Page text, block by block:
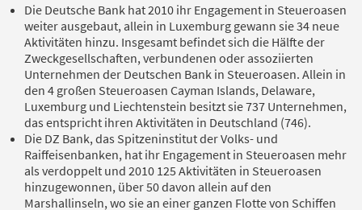
Die Deutsche Bank hat 2010 ihr Engagement in Steueroasen
weiter ausgebaut, allein in Luxemburg gewann sie 34 neue
Aktivitäten hinzu. Insgesamt befindet sich die Hälfte der
Zweckgesellschaften, verbundenen oder assoziierten
Unternehmen der Deutschen Bank in Steueroasen. Allein in
den 4 großen Steueroasen Cayman Islands, Delaware,
Luxemburg und Liechtenstein besitzt sie 737 Unternehmen,
das entspricht ihren Aktivitäten in Deutschland (746).
Die DZ Bank, das Spitzeninstitut der Volks- und
Raiffeisenbanken, hat ihr Engagement in Steueroasen mehr
als verdoppelt und 2010 125 Aktivitäten in Steueroasen
hinzugewonnen, über 50 davon allein auf den
Marshallinseln, wo sie an einer ganzen Flotte von Schiffen